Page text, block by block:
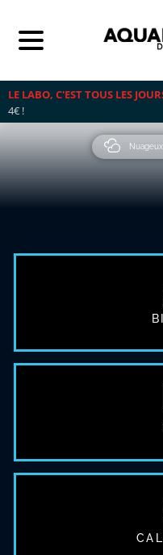
LE LABO, C'EST TOUS LES
4€ !
Nuageux à